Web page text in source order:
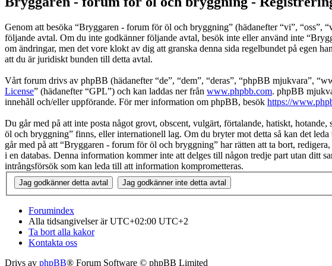
Genom att besöka “Bryggaren - forum för öl och bryggning” (hädanefter “vi”,
följande avtal. Om du inte godkänner följande avtal, besök inte eller använd inte
om ändringar, men det vore klokt av dig att granska denna sida regelbundet på egen
att du är juridiskt bunden till detta avtal.
Vårt forum drivs av phpBB (hädanefter “de”, “dem”, “deras”, “phpBB mjukvara”,
License” (hädanefter “GPL”) och kan laddas ner från www.phpbb.com. phpBB
innehåll och/eller uppförande. För mer information om phpBB, besök https://
Du går med på att inte posta något grovt, obscent, vulgärt, förtalande, hatiskt,
öl och bryggning” finns, eller internationell lag. Om du bryter mot detta så kan det
går med på att “Bryggaren - forum för öl och bryggning” har rätten att ta bort,
i en databas. Denna information kommer inte att delges till någon tredje part utan ditt
intrångsförsök som kan leda till att information komprometteras.
Forumindex
Alla tidsangivelser är UTC+02:00 UTC+2
Ta bort alla kakor
Kontakta oss
Drivs av phpBB® Forum Software © phpBB Limited